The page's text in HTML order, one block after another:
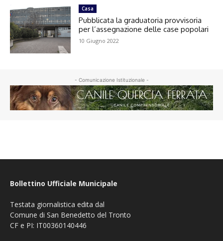
Casa
Pubblicata la graduatoria provvisoria
per l’assegnazione delle case popolari
10 Giugno 2022
- Comunicazione Istituzionale -
Bollettino Ufficiale Municipale
Testata giornalistica edita dal
Comune di San Benedetto del Tronto
CF e PI: IT00360140446